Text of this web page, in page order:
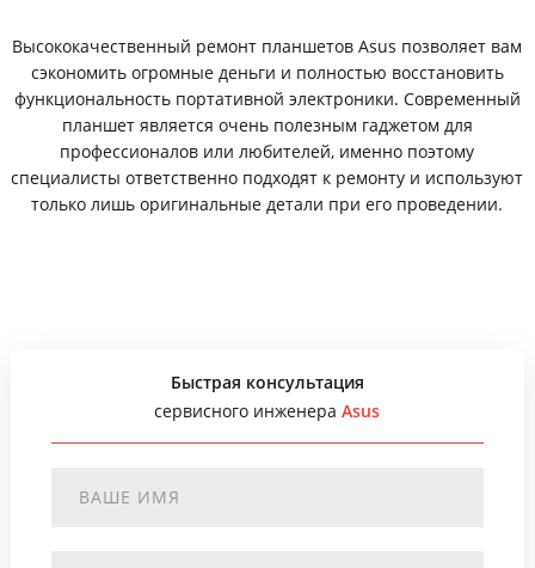
Высококачественный ремонт планшетов Asus позволяет вам
сэкономить огромные деньги и полностью восстановить
функциональность портативной электроники. Современный
планшет является очень полезным гаджетом для
профессионалов или любителей, именно поэтому
специалисты ответственно подходят к ремонту и используют
только лишь оригинальные детали при его проведении.
Быстрая консультация
сервисного инженераAsus